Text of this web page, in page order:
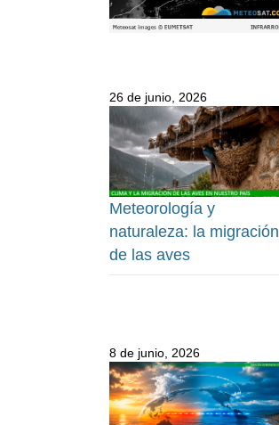
26 de junio, 2026
Meteorología y
naturaleza: la migración
de las aves
8 de junio, 2026